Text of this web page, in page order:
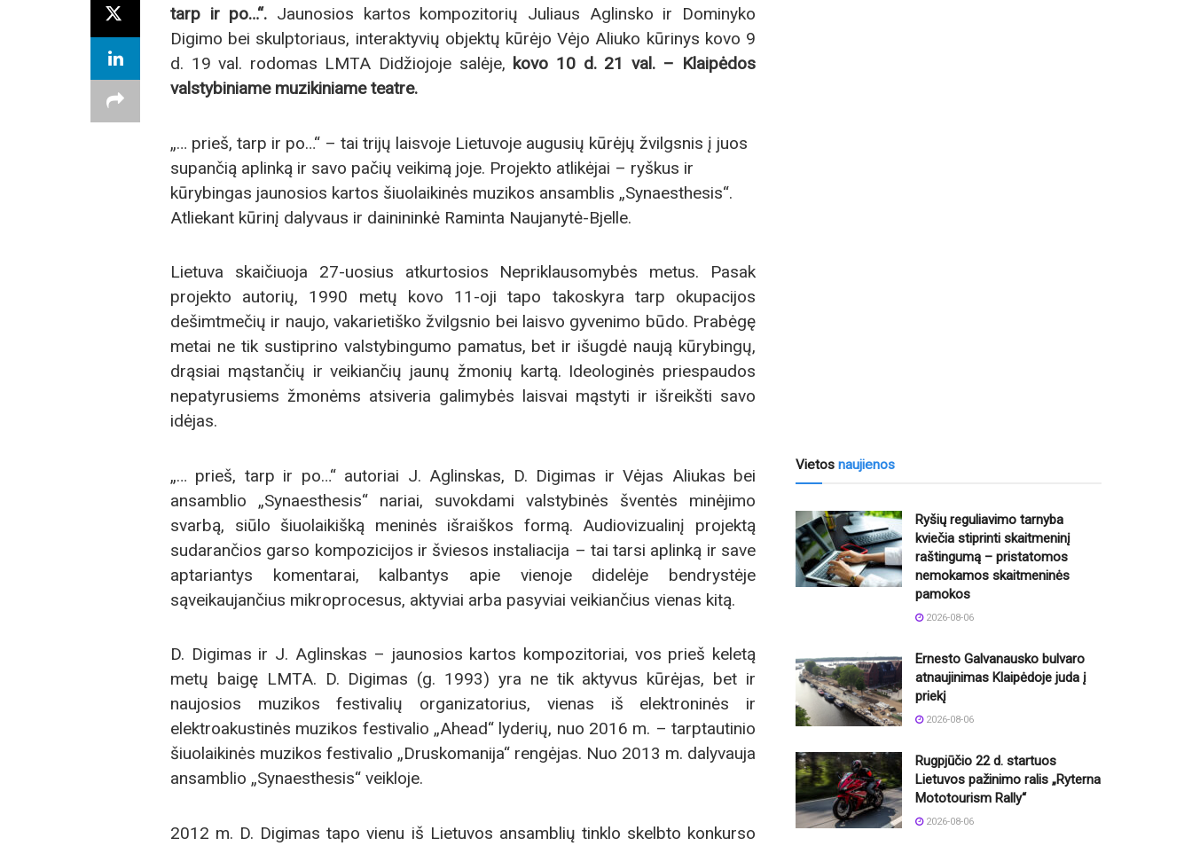
tarp ir po…“. Jaunosios kartos kompozitorių Juliaus Aglinsko ir Dominyko
Digimo bei skulptoriaus, interaktyvių objektų kūrėjo Vėjo Aliuko kūrinys kovo 9
d. 19 val. rodomas LMTA Didžiojoje salėje, kovo 10 d. 21 val. – Klaipėdos
valstybiniame muzikiniame teatre.
„… prieš, tarp ir po…“ – tai trijų laisvoje Lietuvoje augusių kūrėjų žvilgsnis į juos
supančią aplinką ir savo pačių veikimą joje. Projekto atlikėjai – ryškus ir
kūrybingas jaunosios kartos šiuolaikinės muzikos ansamblis „Synaesthesis“.
Atliekant kūrinį dalyvaus ir dainininkė Raminta Naujanytė-Bjelle.
Lietuva skaičiuoja 27-uosius atkurtosios Nepriklausomybės metus. Pasak
projekto autorių, 1990 metų kovo 11-oji tapo takoskyra tarp okupacijos
dešimtmečių ir naujo, vakarietiško žvilgsnio bei laisvo gyvenimo būdo. Prabėgę
metai ne tik sustiprino valstybingumo pamatus, bet ir išugdė naują kūrybingų,
drąsiai mąstančių ir veikiančių jaunų žmonių kartą. Ideologinės priespaudos
nepatyrusiems žmonėms atsiveria galimybės laisvai mąstyti ir išreikšti savo
idėjas.
„… prieš, tarp ir po…“ autoriai J. Aglinskas, D. Digimas ir Vėjas Aliukas bei
ansamblio „Synaesthesis“ nariai, suvokdami valstybinės šventės minėjimo
svarbą, siūlo šiuolaikišką meninės išraiškos formą. Audiovizualinį projektą
sudarančios garso kompozicijos ir šviesos instaliacija – tai tarsi aplinką ir save
aptariantys komentarai, kalbantys apie vienoje didelėje bendrystėje
sąveikaujančius mikroprocesus, aktyviai arba pasyviai veikiančius vienas kitą.
D. Digimas ir J. Aglinskas – jaunosios kartos kompozitoriai, vos prieš keletą
metų baigę LMTA. D. Digimas (g. 1993) yra ne tik aktyvus kūrėjas, bet ir
naujosios muzikos festivalių organizatorius, vienas iš elektroninės ir
elektroakustinės muzikos festivalio „Ahead“ lyderių, nuo 2016 m. – tarptautinio
šiuolaikinės muzikos festivalio „Druskomanija“ rengėjas. Nuo 2013 m. dalyvauja
ansamblio „Synaesthesis“ veikloje.
2012 m. D. Digimas tapo vienu iš Lietuvos ansamblių tinklo skelbto konkurso
Vietos naujienos
Ryšių reguliavimo tarnyba
kviečia stiprinti skaitmeninį
raštingumą – pristatomos
nemokamos skaitmeninės
pamokos
2026-08-06
Ernesto Galvanausko bulvaro
atnaujinimas Klaipėdoje juda į
priekį
2026-08-06
Rugpjūčio 22 d. startuos
Lietuvos pažinimo ralis „Ryterna
Mototourism Rally“
2026-08-06